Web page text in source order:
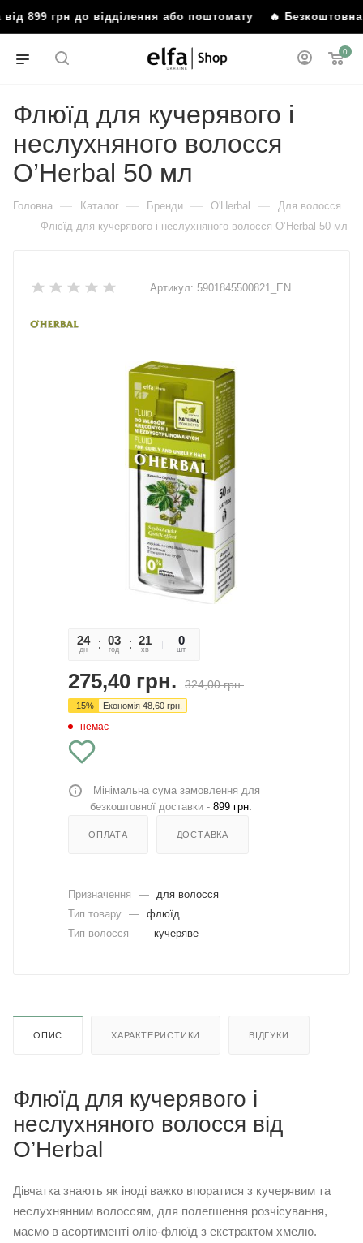
899 грн до відділення або поштомату 🔥 Безкоштовна
0
Флюїд для кучерявого і
неслухняного волосся
O’Herbal 50 мл
Головна — Каталог — Бренди — O'Herbal — Для волосся
— Флюїд для кучерявого і неслухняного волосся O’Herbal 50 мл
Артикул: 5901845500821_EN
24
дн
03
год
21
хв
44
сек
0
шт
275,40 грн. 324,00грн.
-15% Економія 48,60 грн.
немає
Мінімальна сума замовлення для
безкоштовної доставки - 899 грн.
ОПЛАТА ДОСТАВКА
Призначення —
для волосся
Тип товару — флюїд
Тип волосся
— кучеряве
ОПИС ХАРАКТЕРИСТИКИ ВІДГУКИ
Флюїд для кучерявого і
неслухняного волосся від
O’Herbal
Дівчатка знають як іноді важко впоратися з кучерявим та
неслухнянним волоссям, для полегшення розчісування,
маємо в асортименті олію-флюїд з екстрактом хмелю.